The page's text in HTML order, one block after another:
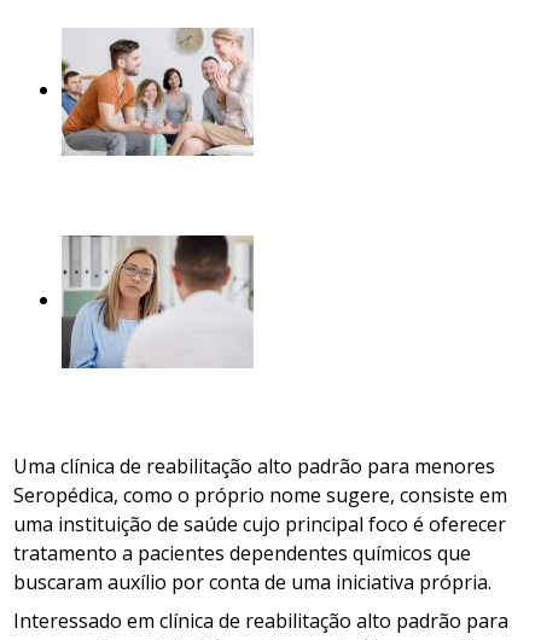
Uma clínica de reabilitação alto padrão para menores
Seropédica, como o próprio nome sugere, consiste em
uma instituição de saúde cujo principal foco é oferecer
tratamento a pacientes dependentes químicos que
buscaram auxílio por conta de uma iniciativa própria.
Interessado em clínica de reabilitação alto padrão para